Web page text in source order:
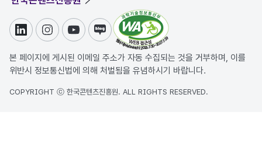
링크드인인스타그램
유튜브블로그
본 페이지에 게시된 이메일 주소가 자동 수집되는 것을 거부하며, 이를
위반시 정보통신법에 의해 처벌됨을 유념하시기 바랍니다.
COPYRIGHT ⓒ 한국콘텐츠진흥원. ALL RIGHTS RESERVED.